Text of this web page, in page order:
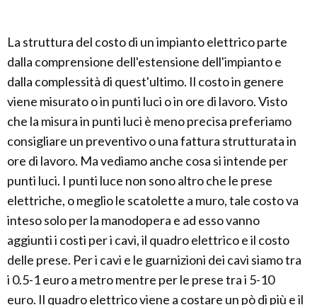
La struttura del costo di un impianto elettrico parte
dalla comprensione dell'estensione dell'impianto e
dalla complessità di quest'ultimo. Il costo in genere
viene misurato o in punti luci o in ore di lavoro. Visto
che la misura in punti luci è meno precisa preferiamo
consigliare un preventivo o una fattura strutturata in
ore di lavoro. Ma vediamo anche cosa si intende per
punti luci. I punti luce non sono altro che le prese
elettriche, o meglio le scatolette a muro, tale costo va
inteso solo per la manodopera e ad esso vanno
aggiunti i costi per i cavi, il quadro elettrico e il costo
delle prese. Per i cavi e le guarnizioni dei cavi siamo tra
i 0.5-1 euro a metro mentre per le prese tra i 5-10
euro. Il quadro elettrico viene a costare un pò di più e il